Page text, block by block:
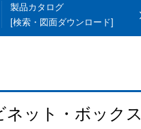
製品カタログ
[検索・図面ダウンロード]
ネット・ボックス